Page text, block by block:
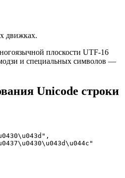
движках.
плоскости UTF-16
и специальных символов —
Unicode строки